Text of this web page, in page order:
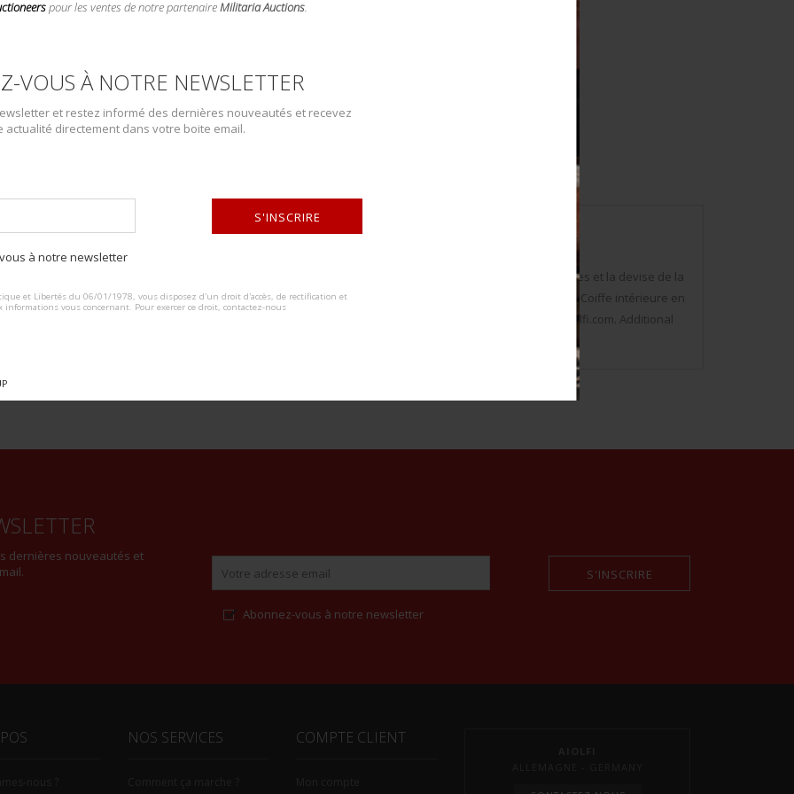
pour les ventes de notre partenaireMilitaria Auctions.
VOUS À NOTRE NEWSLETTER
et restez informé des dernières nouveautés et recevez
actualité directement dans votre boite email.
à notre newsletter
S'INSCRIRE
et Libertés du 06/01/1978, vous disposez d'un droit d'accès, de rectification et
informations vous concernant. Pour exercer ce droit, contactez-nous
Casque des pompiers de paris. Comprenant un casque de pompier modèle 1885, plaque portant les armes et la devise de la
ville de Paris surmontant la légion d’honneur, cimier à la grenade possédant quatre petits trous à l’avant. Coiffe intérieure en
cuir à 8 dents de loup, jugulaire d’origine en cuir accidentée. Etat II+. Photos supplémentaires sur www.aiolfi.com. Additional
dernières nouveautés et
Abonnez-vous à notre newsletter
S'INSCRIRE
NOS SERVICES COMPTE CLIENT